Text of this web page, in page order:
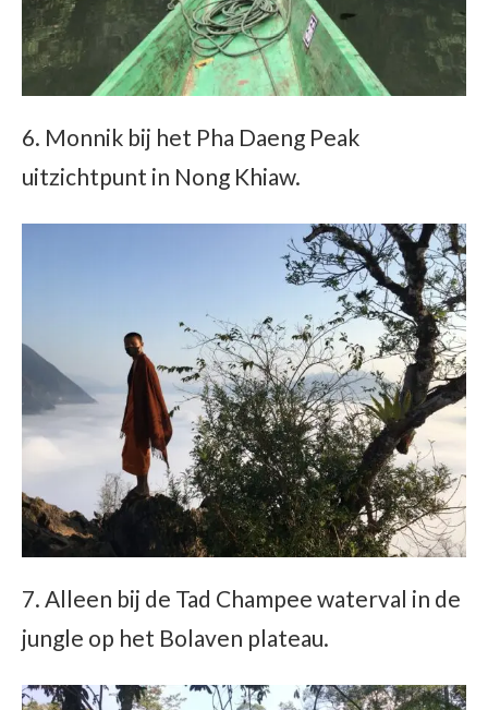
6. Monnik bij het Pha Daeng Peak
uitzichtpunt in Nong Khiaw.
7. Alleen bij de Tad Champee waterval in de
jungle op het Bolaven plateau.